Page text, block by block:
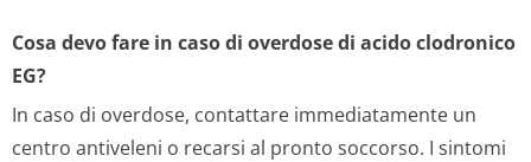
Cosa devo fare in caso di overdose di acido clodronico
EG?
In caso di overdose, contattare immediatamente un
centro antiveleni o recarsi al pronto soccorso. I sintomi